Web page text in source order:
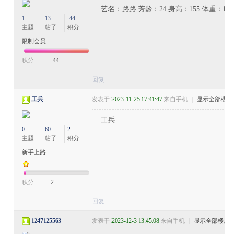
1
主题
13
帖子
-44
积分
限制会员
积分 -44
艺名：路路 芳龄：24 身高：155 体重
回复
工兵
0
主题
60
帖子
2
积分
新手上路
积分 2
发表于 2023-11-25 17:41:47 来自手机 显示全部
工兵
回复
1247125563 发表于 2023-12-3 13:45:08 来自手机 显示全部